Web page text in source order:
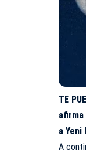
TE
afirma
a
A